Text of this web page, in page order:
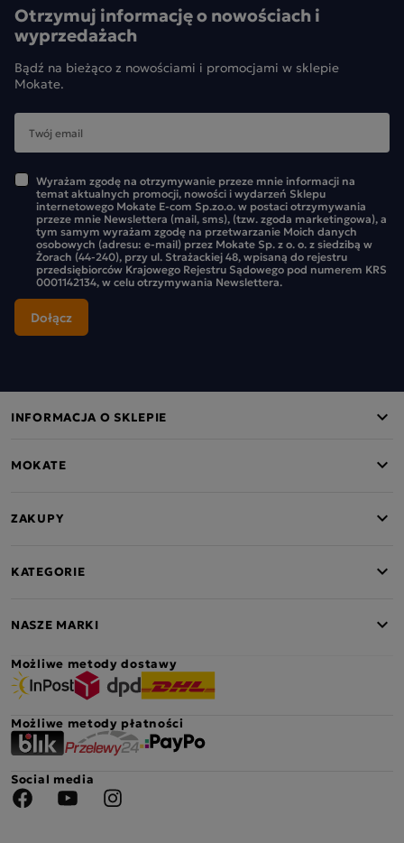
Otrzymuj informację o nowościach i
wyprzedażach
Bądź na bieżąco z nowościami i promocjami w sklepie
Mokate.
Wyrażam zgodę na otrzymywanie przeze mnie informacji na
temat aktualnych promocji, nowości i wydarzeń Sklepu
internetowego Mokate E-com Sp.zo.o. w postaci otrzymywania
przeze mnie Newslettera (mail, sms), (tzw. zgoda marketingowa), a
tym samym wyrażam zgodę na przetwarzanie Moich danych
osobowych (adresu: e-mail) przez Mokate Sp. z o. o. z siedzibą w
Żorach (44-240), przy ul. Strażackiej 48, wpisaną do rejestru
przedsiębiorców Krajowego Rejestru Sądowego pod numerem KRS
0001142134, w celu otrzymywania Newslettera.
INFORMACJA O SKLEPIE
MOKATE
ZAKUPY
KATEGORIE
NASZE MARKI
Możliwe metody dostawy
Możliwe metody płatności
Social media